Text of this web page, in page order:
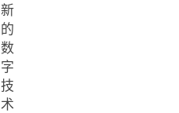
新
的
数
字
技
术